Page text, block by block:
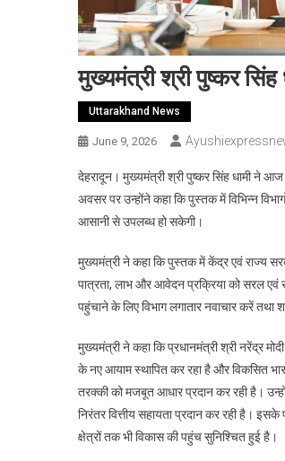
मुख्यमंत्री श्री पुष्कर
Uttarakhand News
June 9, 2026
देहरादून। मुख्यमंत्री श्री पुष्कर सिंह धामी ने आज
अवसर पर उन्होंने कहा कि पुस्तक में विभिन्न
आसानी से उपलब्ध हो सकेगी।
मुख्यमंत्री ने कहा कि पुस्तक में केंद्र एवं राज्य
पात्रता, लाभ और आवेदन प्रक्रिया को सरल एवं
पहुंचाने के लिए विभाग लगातार नवाचार करें
मुख्यमंत्री ने कहा कि प्रधानमंत्री श्री नरेंद्र
के नए आयाम स्थापित कर रहा है और विकसित
तरक्की को मजबूत आधार प्रदान कर रही है।
निरंतर वित्तीय सहायता प्रदान कर रही है।
क्षेत्रों तक भी विकास की पहुंच सुनिश्चित हुई है।